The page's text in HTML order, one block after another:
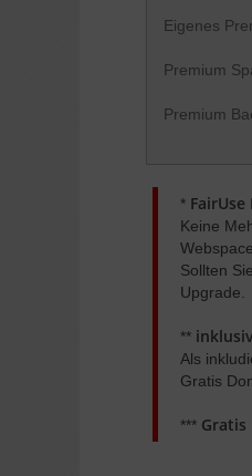
Eigenes
Premium
Premium
*
Keine
Sollten
Upgrade.
**
Als
Gratis
*** Gratis